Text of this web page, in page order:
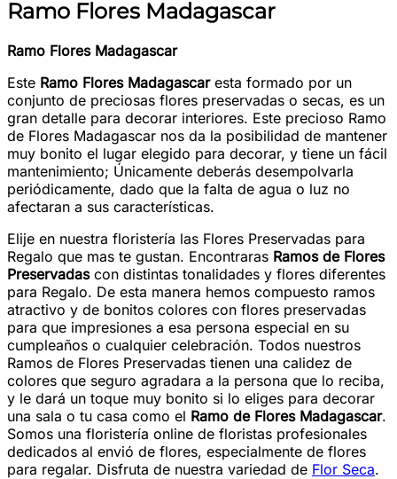
Ramo Flores Madagascar
Ramo Flores Madagascar
Este Ramo Flores Madagascaresta formado por un
conjunto de preciosas flores preservadas o secas, es un
gran detalle para decorar interiores. Este precioso Ramo
de Flores Madagascar nos da la posibilidad de mantener
muy bonito el lugar elegido para decorar, y tiene un fácil
mantenimiento; Únicamente deberás desempolvarla
periódicamente, dado que la falta de agua o luz no
afectaran a sus características.
Elije en nuestra floristería las Flores Preservadas para
Regalo que mas te gustan. Encontraras Ramos de Flores
Preservadascon distintas tonalidades y flores diferentes
para Regalo. De esta manera hemos compuesto ramos
atractivo y de bonitos colores con flores preservadas
para que impresiones a esa persona especial en su
cumpleaños o cualquier celebración. Todos nuestros
Ramos de Flores Preservadas tienen una calidez de
colores que seguro agradara a la persona que lo reciba,
y le dará un toque muy bonito si lo eliges para decorar
una sala o tu casa como el Ramo de Flores Madagascar.
Somos una floristería online de floristas profesionales
dedicados al envió de flores, especialmente de flores
para regalar. Disfruta de nuestra variedad de Flor Seca.